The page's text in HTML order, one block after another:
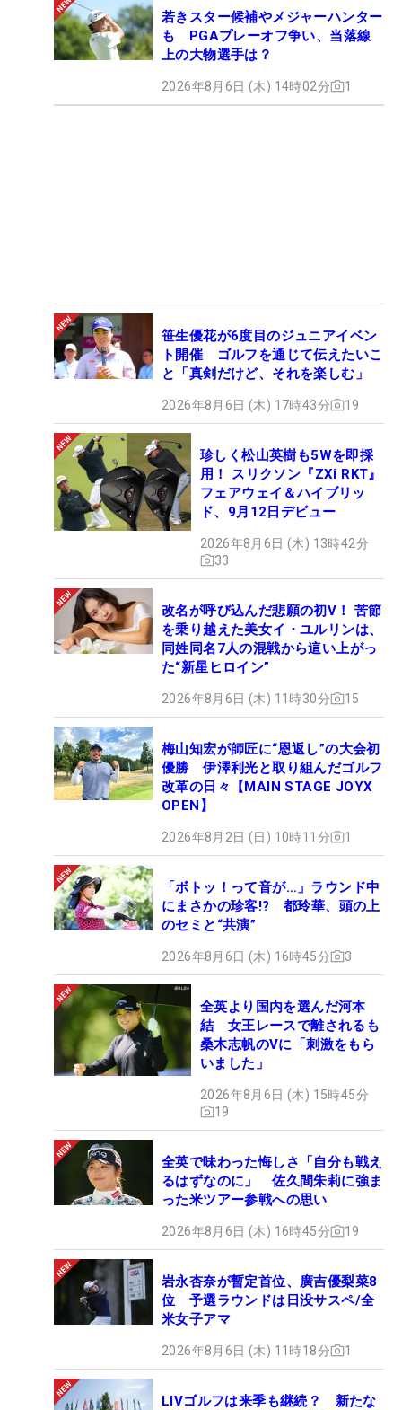
若きスター候補やメジャーハンター
も PGAプレーオフ争い、当落線
上の大物選手は？
2026年8月6日 (木) 14時02分 1
笹生優花が6度目のジュニアイベン
ト開催 ゴルフを通じて伝えたいこ
と「真剣だけど、それを楽しむ」
2026年8月6日 (木) 17時43分 19
珍しく松山英樹も5Wを即採
用！ スリクソン『ZXi RKT』
フェアウェイ＆ハイブリッ
ド、9月12日デビュー
2026年8月6日 (木) 13時42分
33
改名が呼び込んだ悲願の初V！ 苦節
を乗り越えた美女イ・ユルリンは、
同姓同名7人の混戦から這い上がっ
た“新星ヒロイン”
2026年8月6日 (木) 11時30分 15
梅山知宏が師匠に“恩返し”の大会初
優勝 伊澤利光と取り組んだゴルフ
改革の日々【MAIN STAGE JOYX
OPEN】
2026年8月2日 (日) 10時11分 1
「ボトッ！って音が…」ラウンド中
にまさかの珍客!? 都玲華、頭の上
のセミと“共演”
2026年8月6日 (木) 16時45分 3
全英より国内を選んだ河本
結 女王レースで離されるも
桑木志帆のVに「刺激をもら
いました」
2026年8月6日 (木) 15時45分
19
全英で味わった悔しさ「自分も戦え
るはずなのに」 佐久間朱莉に強ま
った米ツアー参戦への思い
2026年8月6日 (木) 16時45分 19
岩永杏奈が暫定首位、廣吉優梨菜8
位 予選ラウンドは日没サスペ/全
米女子アマ
2026年8月6日 (木) 11時18分 1
LIVゴルフは来季も継続？ 新たな